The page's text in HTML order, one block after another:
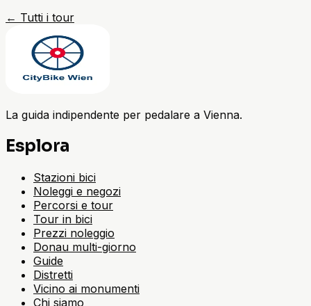
← Tutti i tour
La guida indipendente per pedalare a Vienna.
Esplora
Stazioni bici
Noleggi e negozi
Percorsi e tour
Tour in bici
Prezzi noleggio
Donau multi-giorno
Guide
Distretti
Vicino ai monumenti
Chi siamo